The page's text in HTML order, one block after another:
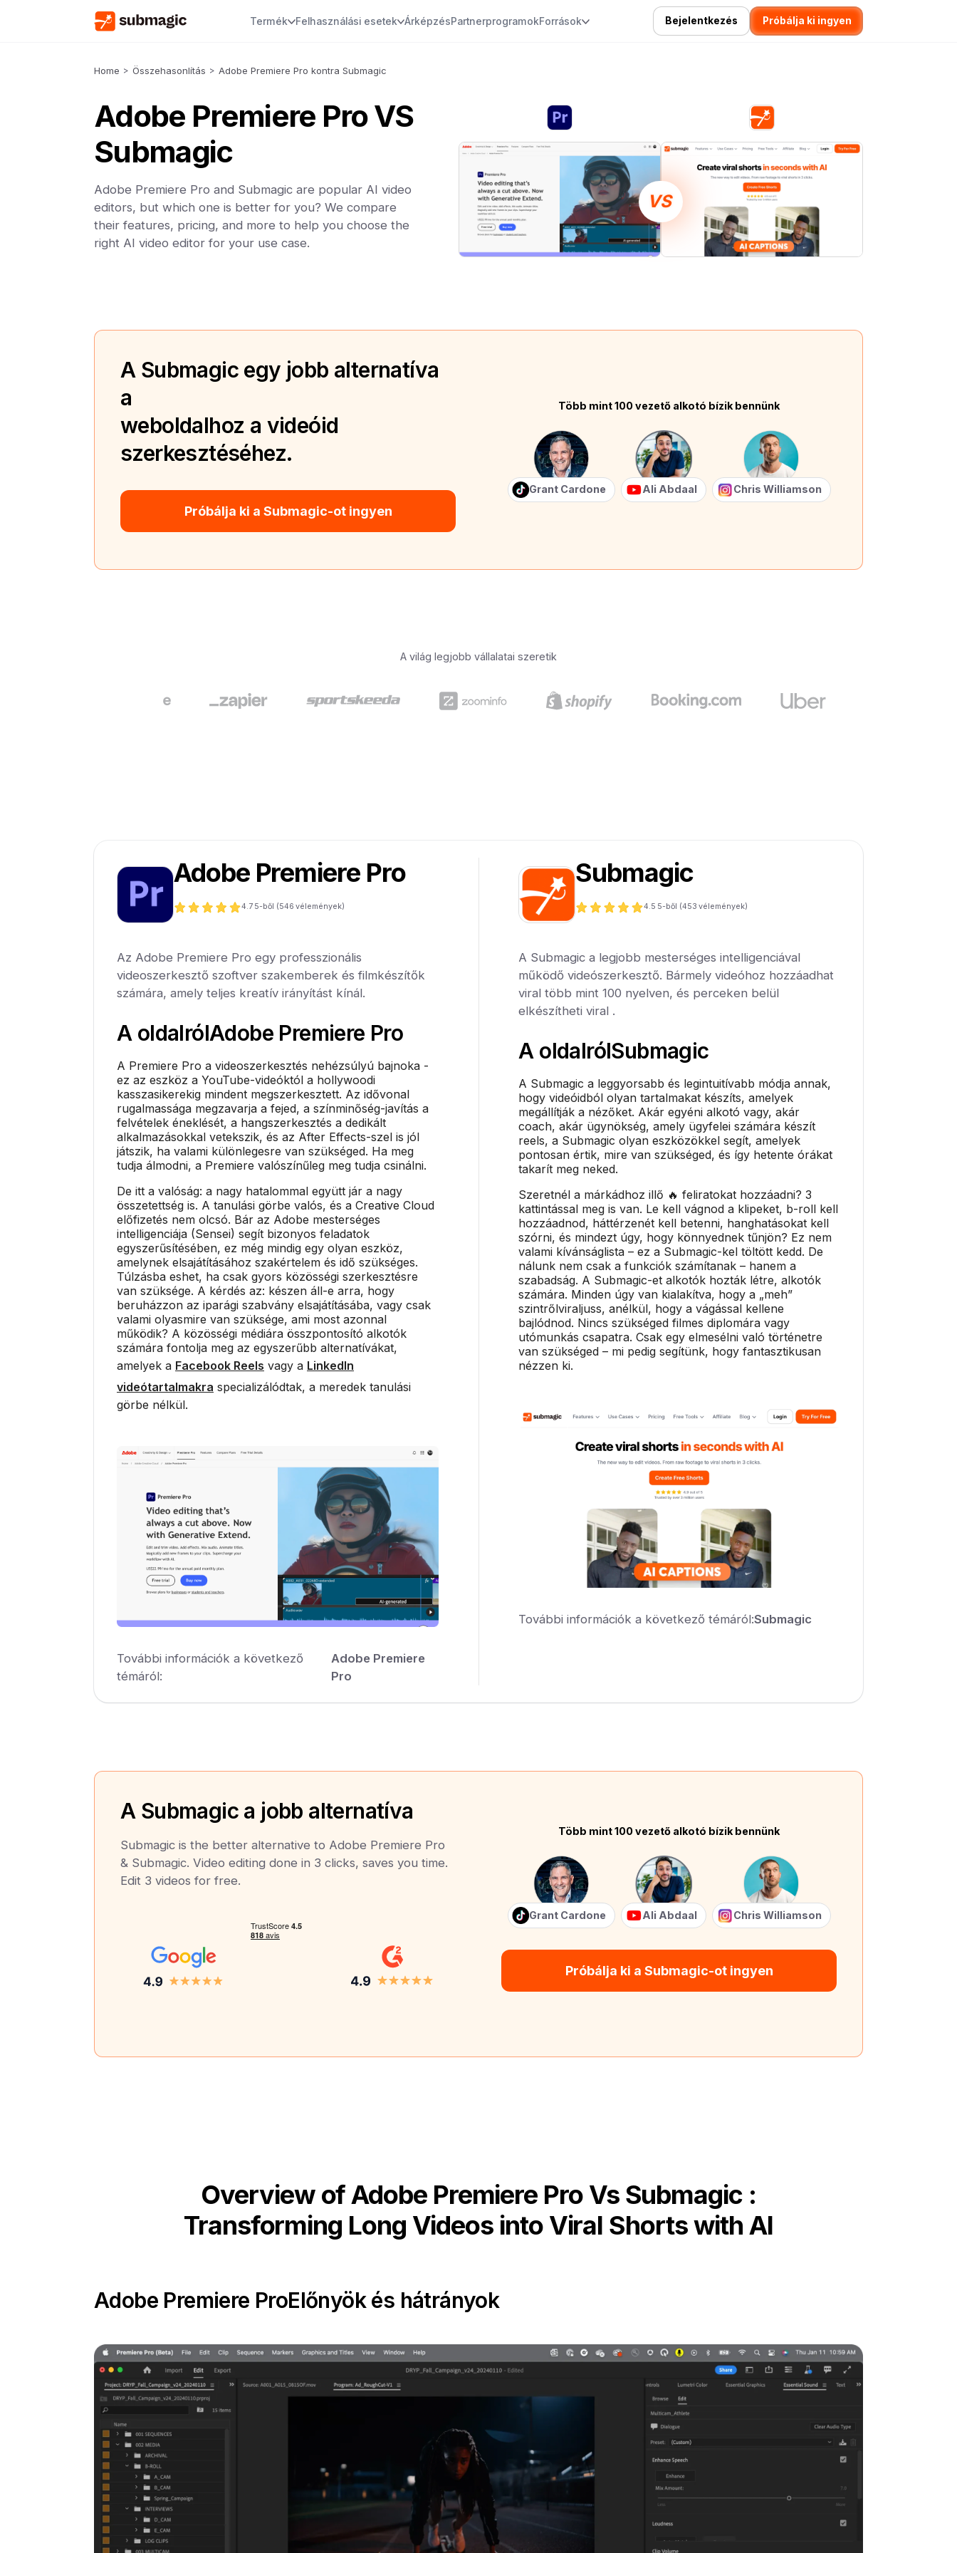
Termék Felhasználási esetek ÁrképzésPartnerprogramokForrások Bejelentkezés Próbálja ki ingyen
Home > Összehasonlítás > Adobe Premiere Pro kontra Submagic
Adobe Premiere Pro VS
Submagic
Adobe Premiere Pro and Submagic are popular AI video
editors, but which one is better for you? We compare
their features, pricing, and more to help you choose the
right AI video editor for your use case.
VS
A Submagic egy jobb alternatíva
a
weboldalhoz a videóid
szerkesztéséhez.
Próbálja ki a Submagic-ot ingyen
Több mint 100 vezető alkotó bízik bennünk
Grant Cardone Ali Abdaal Chris Williamson
A világ legjobb vállalatai szeretik
Adobe Premiere Pro
4.7 5-ből (546 vélemények)
Az Adobe Premiere Pro egy professzionális
videoszerkesztő szoftver szakemberek és filmkészítők
számára, amely teljes kreatív irányítást kínál.
A oldalrólAdobe Premiere Pro
A Premiere Pro a videoszerkesztés nehézsúlyú bajnoka -
ez az eszköz a YouTube-videóktól a hollywoodi
kasszasikerekig mindent megszerkesztett. Az idővonal
rugalmassága megzavarja a fejed, a színminőség-javítás a
felvételek éneklését, a hangszerkesztés a dedikált
alkalmazásokkal vetekszik, és az After Effects-szel is jól
játszik, ha valami különlegesre van szükséged. Ha meg
tudja álmodni, a Premiere valószínűleg meg tudja csinálni.
De itt a valóság: a nagy hatalommal együtt jár a nagy
összetettség is. A tanulási görbe valós, és a Creative Cloud
előfizetés nem olcsó. Bár az Adobe mesterséges
intelligenciája (Sensei) segít bizonyos feladatok
egyszerűsítésében, ez még mindig egy olyan eszköz,
amelynek elsajátításához szakértelem és idő szükséges.
Túlzásba eshet, ha csak gyors közösségi szerkesztésre
van szüksége. A kérdés az: készen áll-e arra, hogy
beruházzon az iparági szabvány elsajátításába, vagy csak
valami olyasmire van szüksége, ami most azonnal
működik? A közösségi médiára összpontosító alkotók
számára fontolja meg az egyszerűbb alternatívákat,
amelyek a Facebook Reels vagy a LinkedIn
videótartalmakra specializálódtak, a meredek tanulási
görbe nélkül.
További információk a következő
témáról:
Adobe Premiere
Pro
Submagic
4.5 5-ből (453 vélemények)
A Submagic a legjobb mesterséges intelligenciával
működő videószerkesztő. Bármely videóhoz hozzáadhat
viral több mint 100 nyelven, és perceken belül
elkészítheti viral .
A oldalrólSubmagic
A Submagic a leggyorsabb és legintuitívabb módja annak,
hogy videóidból olyan tartalmakat készíts, amelyek
megállítják a nézőket. Akár egyéni alkotó vagy, akár
coach, akár ügynökség, amely ügyfelei számára készít
reels, a Submagic olyan eszközökkel segít, amelyek
pontosan értik, mire van szükséged, és így hetente órákat
takarít meg neked.
Szeretnél a márkádhoz illő 🔥 feliratokat hozzáadni? 3
kattintással meg is van. Le kell vágnod a klipeket, b-roll kell
hozzáadnod, háttérzenét kell betenni, hanghatásokat kell
szórni, és mindezt úgy, hogy könnyednek tűnjön? Ez nem
valami kívánságlista – ez a Submagic-kel töltött kedd. De
nálunk nem csak a funkciók számítanak – hanem a
szabadság. A Submagic-et alkotók hozták létre, alkotók
számára. Minden úgy van kialakítva, hogy a „meh”
szintrőlviraljuss, anélkül, hogy a vágással kellene
bajlódnod. Nincs szükséged filmes diplomára vagy
utómunkás csapatra. Csak egy elmesélni való történetre
van szükséged – mi pedig segítünk, hogy fantasztikusan
nézzen ki.
További információk a következő témáról:Submagic
A Submagic a jobb alternatíva
Submagic is the better alternative to Adobe Premiere Pro
& Submagic. Video editing done in 3 clicks, saves you time.
Edit 3 videos for free.
Több mint 100 vezető alkotó bízik bennünk
Grant Cardone Ali Abdaal Chris Williamson
Próbálja ki a Submagic-ot ingyen
Overview of Adobe Premiere Pro Vs Submagic :
Transforming Long Videos into Viral Shorts with AI
Adobe Premiere ProElőnyök és hátrányok